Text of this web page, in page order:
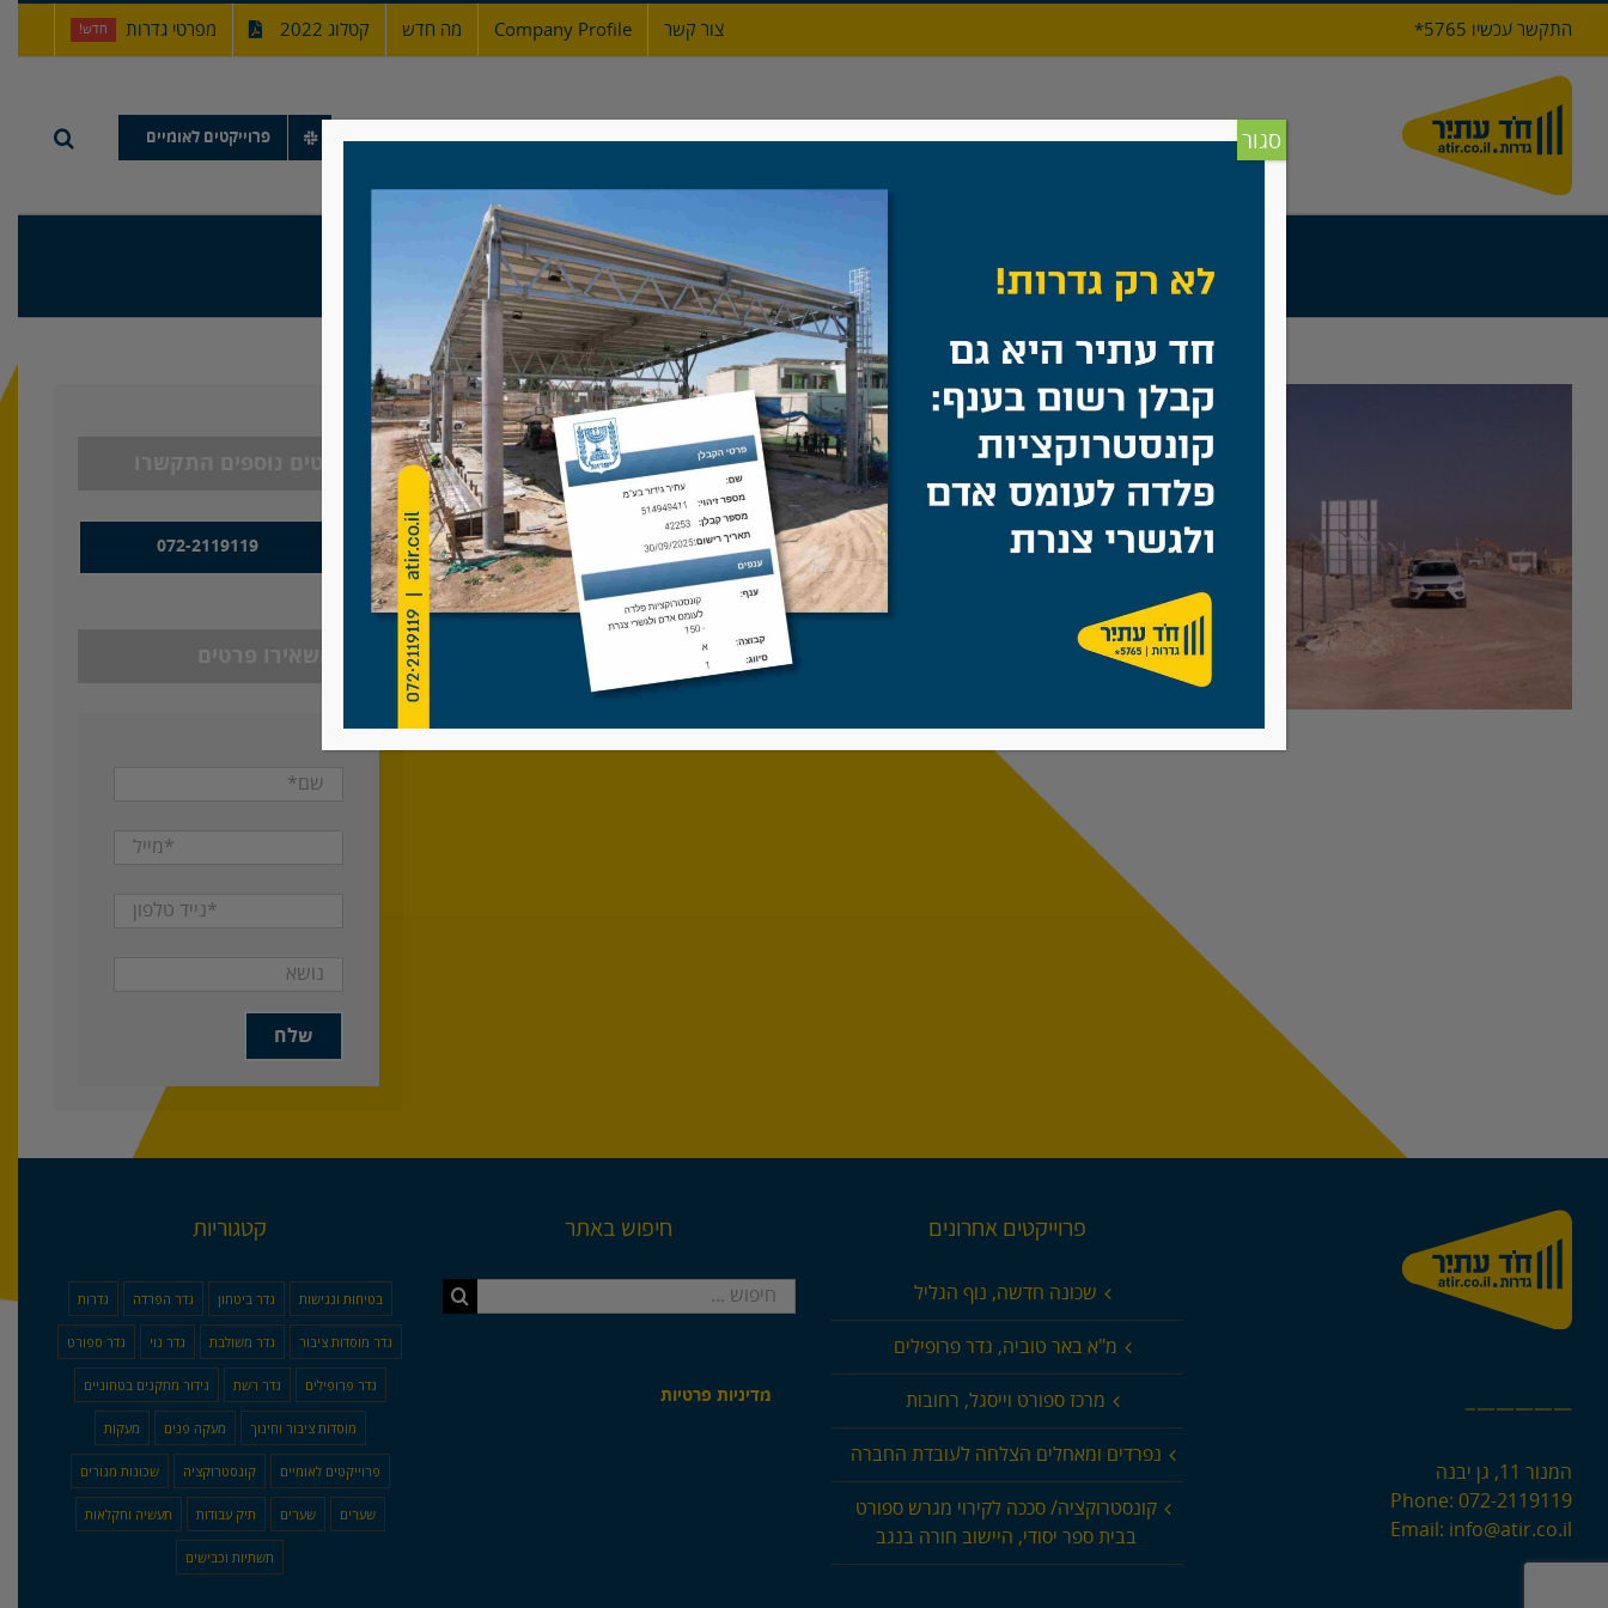
לתוכןהתקשר עכשיו 5765* צור קשר Company Profile מה חדש קטלוג 2022 מפרטי גדרות חדש!
דף הבית אודות גדרות מעקות ברזל שערים תיק עבודות פרוייקטים לאומיים
בית גדר קלועה
גדר קלועה, שער דו-כנפי, רמת בקע 072-2119119
—————–
המנור 11, גן יבנה
Phone: 072-2119119
Email: info@atir.co.il
פרוייקטים אחרונים
שכונה חדשה, נוף הגליל
מ"א באר טוביה, גדר פרופילים
מרכז ספורט וייסגל, רחובות
נפרדים ומאחלים הצלחה לעובדת החברה
קונסטרוקציה/ סככה לקירוי מגרש ספורט
בבית ספר יסודי, היישוב חורה בנגב
חיפוש באתר
חיפוש...
מדיניות פרטיות
קטגוריות
בטיחות ונגישות גדר ביטחון גדר הפרדה גדרות
גדר מוסדות ציבור גדר משולבת גדר נוי גדר ספורט
גדר פרופילים גדר רשת גידור מתקנים בטחוניים
מוסדות ציבור וחינוך מעקה פנים מעקות
פרוייקטים לאומיים קונסטרוקציה שכונות מגורים
שערים שערים תיק עבודות תעשיה וחקלאות
תשתיות וכבישים
סגור